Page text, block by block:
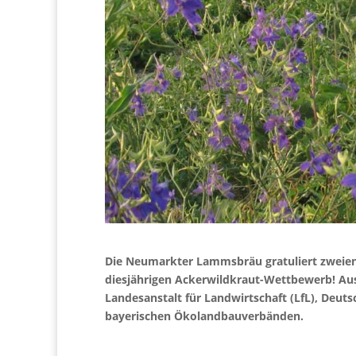
Die Neumarkter Lammsbräu gratuliert
diesjährigen Ackerwildkraut-Wettbewerb!
Landesanstalt für Landwirtschaft (LfL),
bayerischen Ökolandbauverbänden.